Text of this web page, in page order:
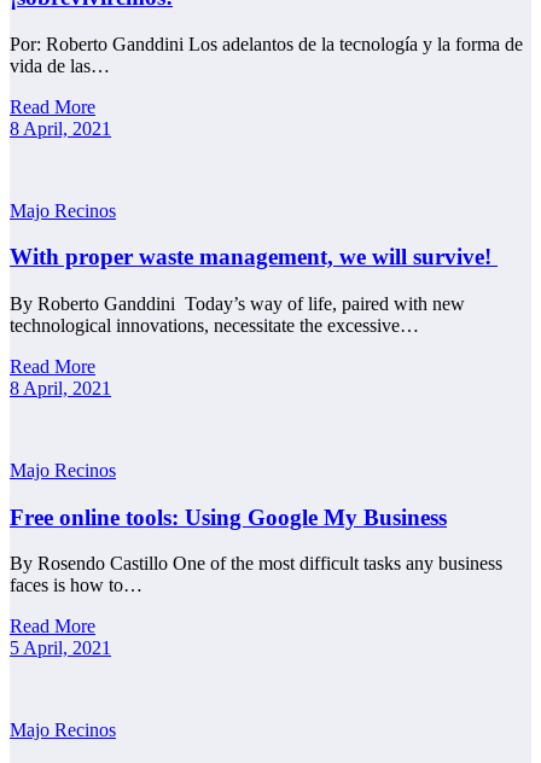
Por: Roberto Ganddini Los adelantos de la tecnología y la forma de
vida de las…
Read More
8 April, 2021
Majo Recinos
With proper waste management, we will survive!
By Roberto Ganddini Today’s way of life, paired with new
technological innovations, necessitate the excessive…
Read More
8 April, 2021
Majo Recinos
Free online tools: Using Google My Business
By Rosendo Castillo One of the most difficult tasks any business
faces is how to…
Read More
5 April, 2021
Majo Recinos